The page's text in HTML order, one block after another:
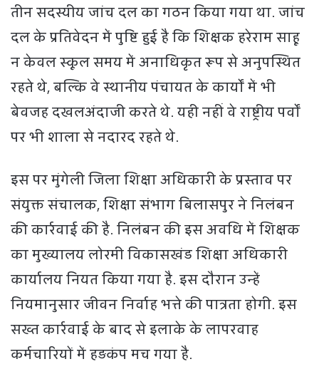
तीन सदस्यीय जांच दल का गठन किया गया था. जांच
दल के प्रतिवेदन में पुष्टि हुई है कि शिक्षक हरेराम साहू
न केवल स्कूल समय में अनाधिकृत रूप से अनुपस्थित
रहते थे, बल्कि वे स्थानीय पंचायत के कार्यों में भी
बेवजह दखलअंदाजी करते थे. यही नहीं वे राष्ट्रीय पर्वों
पर भी शाला से नदारद रहते थे.
इस पर मुंगेली जिला शिक्षा अधिकारी के प्रस्ताव पर
संयुक्त संचालक, शिक्षा संभाग बिलासपुर ने निलंबन
की कार्रवाई की है. निलंबन की इस अवधि में शिक्षक
का मुख्यालय लोरमी विकासखंड शिक्षा अधिकारी
कार्यालय नियत किया गया है. इस दौरान उन्हें
नियमानुसार जीवन निर्वाह भत्ते की पात्रता होगी. इस
सख्त कार्रवाई के बाद से इलाके के लापरवाह
कर्मचारियों में हड़कंप मच गया है.